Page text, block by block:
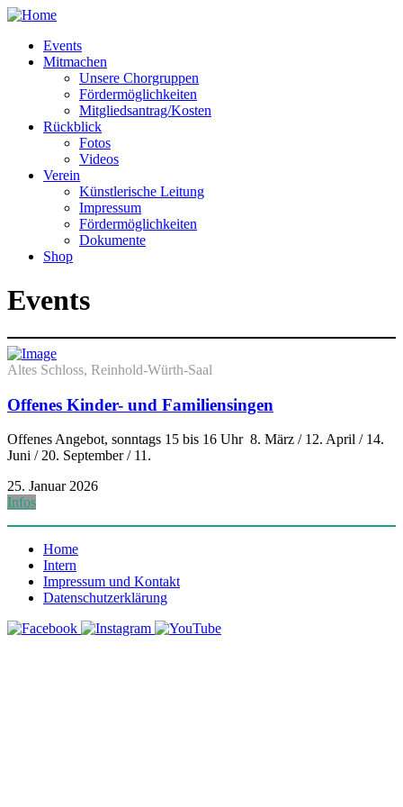
Events
Mitmachen
Unsere Chorgruppen
Fördermöglichkeiten
Mitgliedsantrag/Kosten
Rückblick
Fotos
Videos
Verein
Künstlerische Leitung
Impressum
Fördermöglichkeiten
Dokumente
Shop
Events
Altes Schloss, Reinhold-Würth-Saal
Offenes Kinder- und Familiensingen
Offenes Angebot, sonntags 15 bis 16 Uhr 8. März / 12. April / 14.
Juni / 20. September / 11.
25. Januar 2026
Infos
Home
Intern
Impressum und Kontakt
Datenschutzerklärung